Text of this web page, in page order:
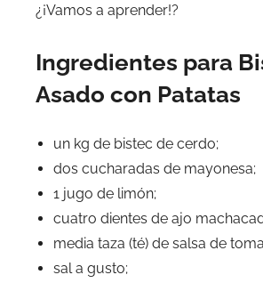
¿¡Vamos a aprender!?
Ingredientes para
Asado con Patatas
un kg de bistec de cerdo;
dos cucharadas de mayonesa;
1 jugo de limón;
cuatro dientes de ajo
media taza (té) de salsa de
sal a gusto;